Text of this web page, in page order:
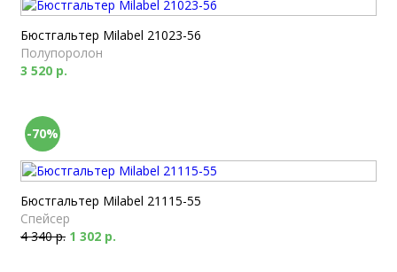
Бюстгальтер Milabel 21023-56
Полупоролон
3 520 р.
-70%
Бюстгальтер Milabel 21115-55
Спейсер
4 340 р. 1 302 р.